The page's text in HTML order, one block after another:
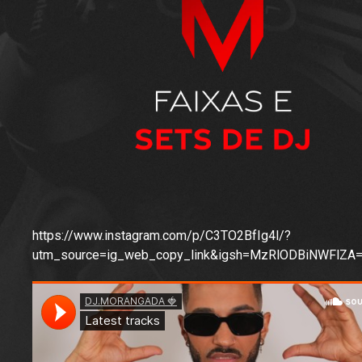
https://www.instagram.com/p/C3TO2BfIg4l/?